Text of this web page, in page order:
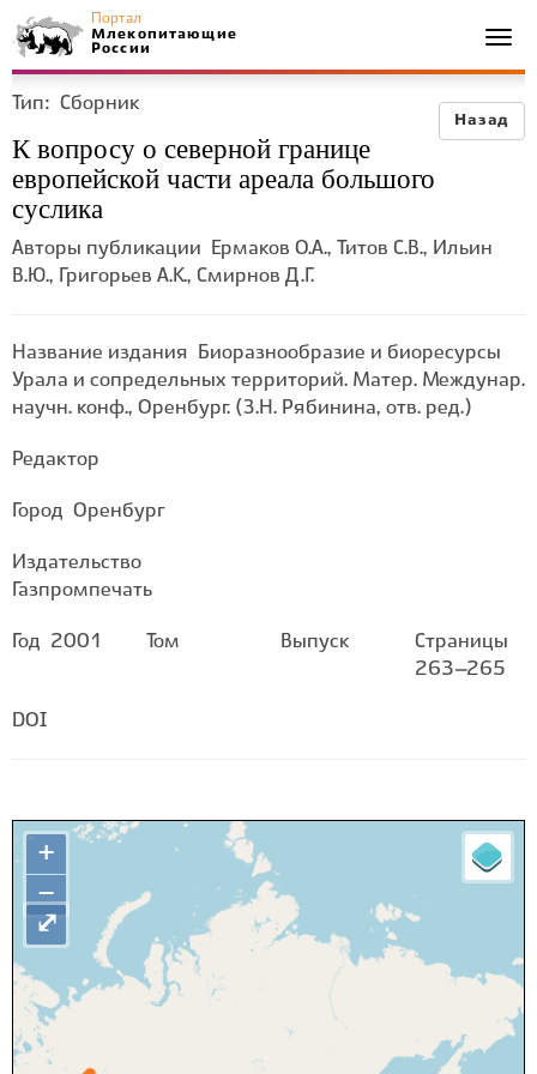
Портал
Млекопитающие
России
Назад
Тип: Сборник
К вопросу о северной границе
европейской части ареала большого
суслика
Авторы публикации
Ермаков О.А., Титов С.В., Ильин
В.Ю., Григорьев А.К., Смирнов Д.Г.
Название издания
Биоразнообразие и биоресурсы
Урала и сопредельных территорий. Матер. Междунар.
научн. конф., Оренбург. (З.Н. Рябинина, отв. ред.)
Редактор
Город Оренбург
Издательство
Газпромпечать
Год 2001 Том Выпуск
Страницы
263–265
DOI
+
−
⤢